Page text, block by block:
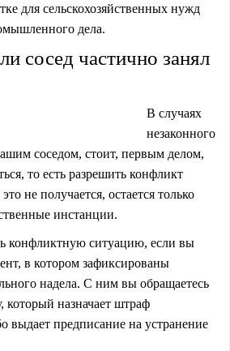
для сельскохозяйственных нужд
дела.
сосед частично занял
В случаях
незаконного
соседом, стоит, первым делом,
то есть разрешить конфликт
не получается, остается только
инстанции.
конфликтную ситуацию, если вы
в котором зафиксированы
надела. С ним вы обращаетесь
который назначает штраф
выдает предписание на устранение